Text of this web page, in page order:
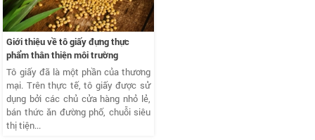
Giới thiệu về tô giấy đựng thực
phẩm thân thiện môi trường
Tô giấy đã là một phần của thương
mại. Trên thực tế, tô giấy được sử
dụng bởi các chủ cửa hàng nhỏ lẻ,
bán thức ăn đường phố, chuỗi siêu
thị tiện...